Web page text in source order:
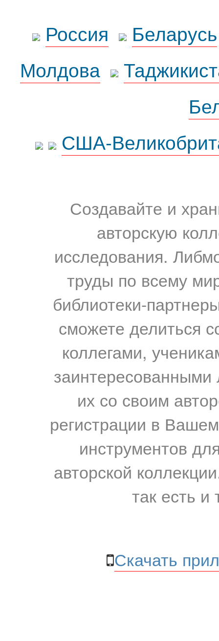
Россия
Беларусь
Молдова
США-
Создавайте и
авторскую
исследования.
труды по всему
библиотеки-
сможете делиться
коллегами,
их со своим
регистрации в
инструментов
авторской
так есть и
Скачать